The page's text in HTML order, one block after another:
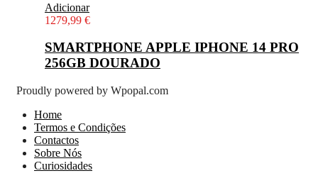
Adicionar
1279,99 €
SMARTPHONE APPLE IPHONE 14 PRO
256GB DOURADO
Proudly powered by Wpopal.com
Home
Termos e Condições
Contactos
Sobre Nós
Curiosidades